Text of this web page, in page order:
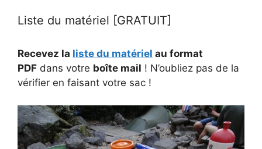
Liste du matériel [GRATUIT]
Recevez la liste du matériel au format
PDF dans votre boîte mail ! N’oubliez pas de la
vérifier en faisant votre sac !